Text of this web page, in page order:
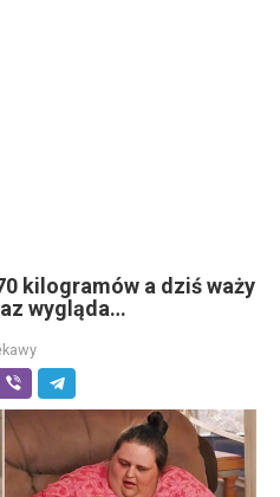
kilogramów a dziś waży
wygląda…